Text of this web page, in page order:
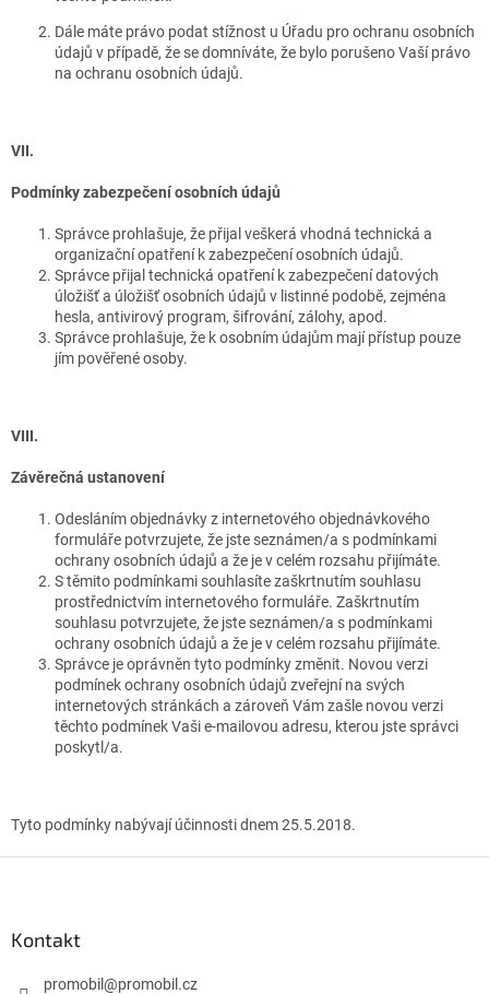
Dále máte právo podat stížnost u Úřadu pro ochranu osobních
údajů v případě, že se domníváte, že bylo porušeno Vaší právo
na ochranu osobních údajů.
VII.
Podmínky zabezpečení osobních údajů
Správce prohlašuje, že přijal veškerá vhodná technická a
organizační opatření k zabezpečení osobních údajů.
Správce přijal technická opatření k zabezpečení datových
úložišť a úložišť osobních údajů v listinné podobě, zejména
hesla, antivirový program, šifrování, zálohy, apod.
Správce prohlašuje, že k osobním údajům mají přístup pouze
jím pověřené osoby.
VIII.
Závěrečná ustanovení
Odesláním objednávky z internetového objednávkového
formuláře potvrzujete, že jste seznámen/a s podmínkami
ochrany osobních údajů a že je v celém rozsahu přijímáte.
S těmito podmínkami souhlasíte zaškrtnutím souhlasu
prostřednictvím internetového formuláře. Zaškrtnutím
souhlasu potvrzujete, že jste seznámen/a s podmínkami
ochrany osobních údajů a že je v celém rozsahu přijímáte.
Správce je oprávněn tyto podmínky změnit. Novou verzi
podmínek ochrany osobních údajů zveřejní na svých
internetových stránkách a zároveň Vám zašle novou verzi
těchto podmínek Vaši e-mailovou adresu, kterou jste správci
poskytl/a.
Tyto podmínky nabývají účinnosti dnem 25.5.2018.
Kontakt
promobil@promobil.cz